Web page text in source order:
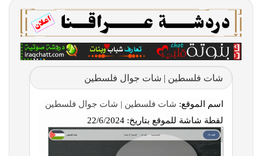
شات فلسطين | شات جوال فلسطين
اسم الموقع: شات فلسطين | شات جوال فلسطين
لقطة شاشة للموقع بتاريخ: